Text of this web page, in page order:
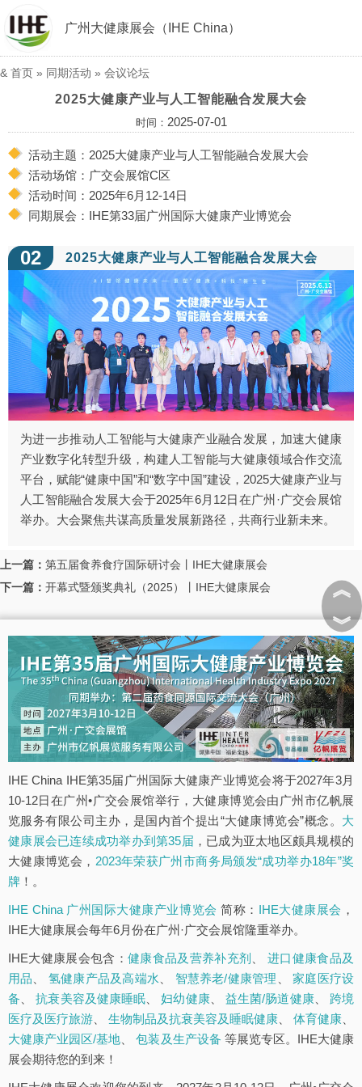
广州大健康展会（IHE China）
& 首页 » 同期活动 » 会议论坛
2025大健康产业与人工智能融合发展大会
时间： 2025-07-01
活动主题：2025大健康产业与人工智能融合发展大会
活动场馆：广交会展馆C区
活动时间：2025年6月12-14日
同期展会：IHE第33届广州国际大健康产业博览会
02 2025大健康产业与人工智能融合发展大会
为进一步推动人工智能与大健康产业融合发展，加速大健康
产业数字化转型升级，构建人工智能与大健康领域合作交流
平台，赋能“健康中国”和“数字中国”建设，2025大健康产业与
人工智能融合发展大会于2025年6月12日在广州·广交会展馆
举办。大会聚焦共谋高质量发展新路径，共商行业新未来。
上一篇： 第五届食养食疗国际研讨会丨IHE大健康展会
下一篇： 开幕式暨颁奖典礼（2025）丨IHE大健康展会
IHE China IHE第35届广州国际大健康产业博览会将于2027年3月
10-12日在广州•广交会展馆举行，大健康博览会由广州市亿帆展
览服务有限公司主办，是国内首个提出“大健康博览会”概念。 大
健康展会已连续成功举办到第35届 ，已成为亚太地区颇具规模的
大健康博览会， 2023年荣获广州市商务局颁发“成功举办18年”奖
牌 ！。
IHE China 广州国际大健康产业博览会 简称： IHE大健康展会 ，
IHE大健康展会每年6月份在广州·广交会展馆隆重举办。
IHE大健康展会包含： 健康食品及营养补充剂 、进口健康食品及
用品
氢健康产品及高端水 智慧养老/健康管理 、家庭医疗设
备 、抗衰美容及健康睡眠 、妇幼健康、 益生菌/肠道健康、 跨境
医疗及医疗旅游
生物制品及抗衰美容及睡眠健康 体育健康
大健康产业园区/基地 、包装及生产设备 等展览专区。IHE大健康
展会期待您的到来！
︽
︾